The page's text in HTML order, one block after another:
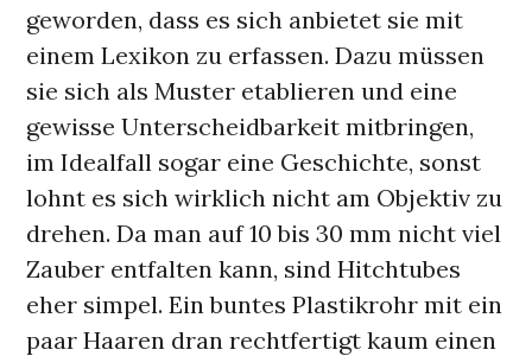
geworden, dass es sich anbietet sie mit
einem Lexikon zu erfassen. Dazu müssen
sie sich als Muster etablieren und eine
gewisse Unterscheidbarkeit mitbringen,
im Idealfall sogar eine Geschichte, sonst
lohnt es sich wirklich nicht am Objektiv zu
drehen. Da man auf 10 bis 30 mm nicht viel
Zauber entfalten kann, sind Hitchtubes
eher simpel. Ein buntes Plastikrohr mit ein
paar Haaren dran rechtfertigt kaum einen